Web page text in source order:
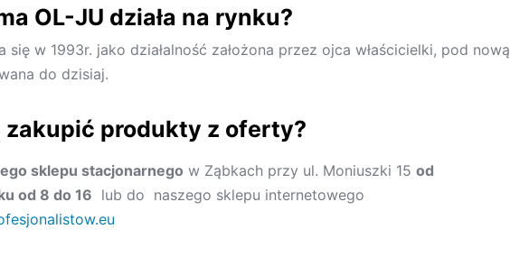
OL-JU działa na rynku?
się w 1993r. jako działalność założona przez ojca właścicielki, pod nową
do dzisiaj.
zakupić produkty z oferty?
sklepu stacjonarnego w Ząbkach przy ul. Moniuszki 15 od
od 8 do 16 lub do naszego sklepu internetowego